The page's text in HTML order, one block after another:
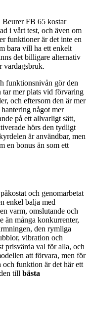
Beurer FB 65 kostar
i vårt test, och även om
funktioner är det inte en
bara vill ha ett enkelt
det billigare alternativ
vardagsbruk.
funktionsnivån gör den
mer plats vid förvaring
och eftersom den är mer
något mer
på ett allvarligt sätt,
hörs den tydligt
är användbar, men
en bonus än som ett
och genomarbetat
enkel balja med
varm, omslutande och
än många konkurrenter,
den rymliga
vibration och
prisvärda val för alla, och
att förvara, men för
funktion är det här ett
till bästa